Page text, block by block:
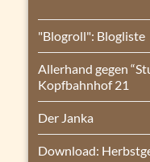
"Blogroll": Blogliste
Allerhand gegen
Kopfbahnhof 21
Der Janka
Download: